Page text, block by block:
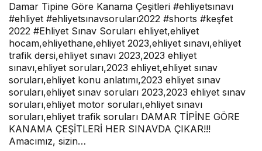
2022
#shorts
#Ehliyet
Sınav
Damar Tipine Göre Kanama Çeşitleri #ehliyetsınavı
#ehliyet #ehliyetsınavsoruları2022 #shorts #keşfet
2022 #Ehliyet Sınav Soruları ehliyet,ehliyet
hocam,ehliyethane,ehliyet 2023,ehliyet sınavı,ehliyet
trafik dersi,ehliyet sınavı 2023,2023 ehliyet
sınavı,ehliyet soruları,2023 ehliyet,ehliyet sınav
soruları,ehliyet konu anlatımı,2023 ehliyet sınav
soruları,ehliyet sınav soruları 2023,2023 ehliyet sınav
soruları,ehliyet motor soruları,ehliyet sınavı
soruları,ehliyet trafik soruları DAMAR TİPİNE GÖRE
KANAMA ÇEŞİTLERİ HER SINAVDA ÇIKAR!!!
Amacımız, sizin…